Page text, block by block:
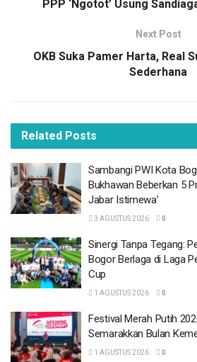
Pihaknya akan mengundang tiga
dan caranya agar masyarakat bisa
Sambangi PWI Kota
Bukhawan Beberkan 5
Jabar Istimewa’
Sinergi Tanpa Tegang:
Cup
1 AGUSTUS 2026
Semarakkan Bulan
Bogor
1 AGUSTUS 2026
UIKA Luncurkan
PPP ‘Ngotot’ Usung
Next Post
OKB Suka Pamer Harta, Real
Sederhana
Related Posts
Sambangi PWI Kota
Bukhawan Beberkan 5
Jabar Istimewa’
3 AGUSTUS 2026 0
Sinergi Tanpa Tegang:
Bogor Berlaga di Laga
Cup
1 AGUSTUS 2026 0
Festival Merah Putih
Semarakkan Bulan
1 AGUSTUS 2026 0